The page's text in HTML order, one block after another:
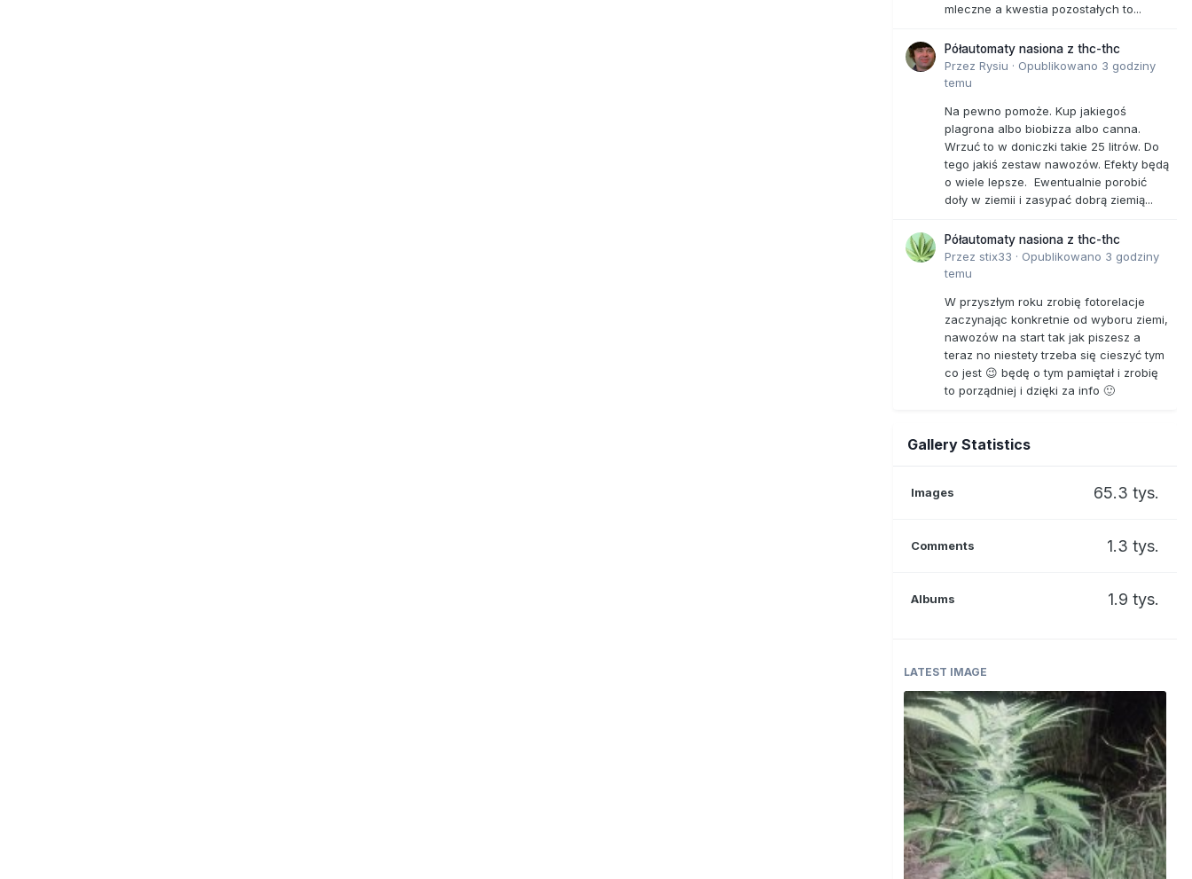
mleczne a kwestia pozostałych to...
Półautomaty nasiona z thc-thc
Przez Rysiu · Opublikowano 3 godziny
temu
Na pewno pomoże. Kup jakiegoś
plagrona albo biobizza albo canna.
Wrzuć to w doniczki takie 25 litrów. Do
tego jakiś zestaw nawozów. Efekty będą
o wiele lepsze. Ewentualnie porobić
doły w ziemii i zasypać dobrą ziemią...
Półautomaty nasiona z thc-thc
Przez stix33 · Opublikowano 3 godziny
temu
W przyszłym roku zrobię fotorelacje
zaczynając konkretnie od wyboru ziemi,
nawozów na start tak jak piszesz a
teraz no niestety trzeba się cieszyć tym
co jest 😉 będę o tym pamiętał i zrobię
to porządniej i dzięki za info 🙂
Gallery Statistics
Images 65.3 tys.
Comments 1.3 tys.
Albums 1.9 tys.
LATEST IMAGE